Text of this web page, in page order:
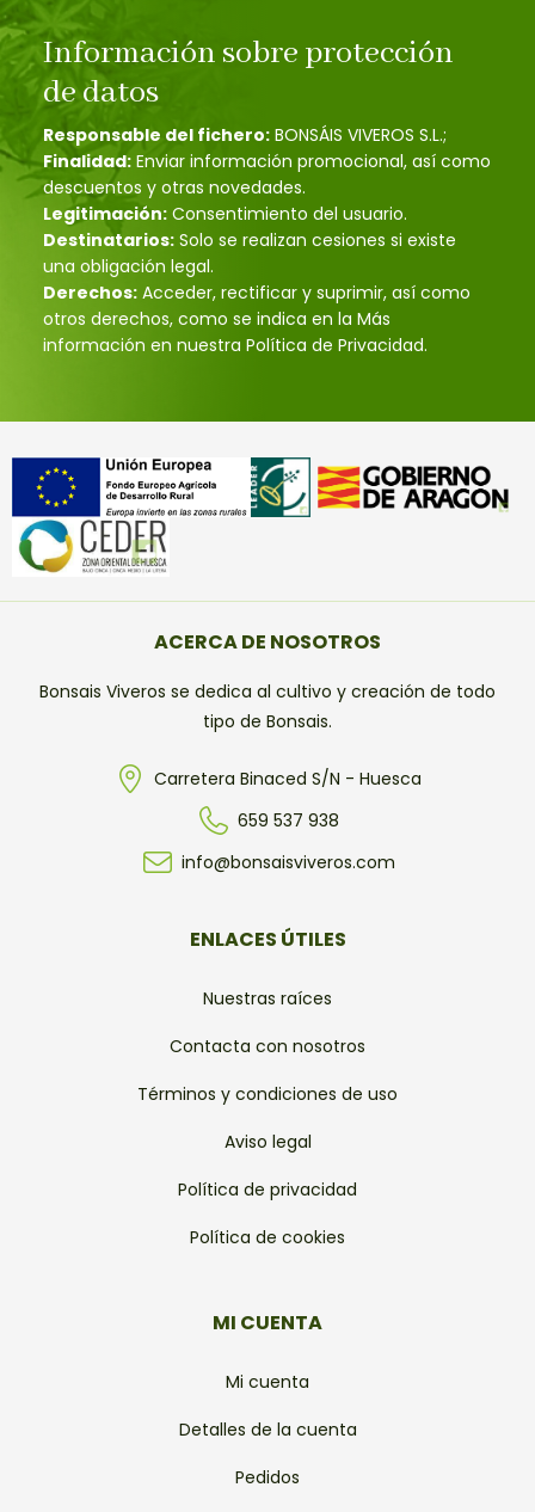
Información sobre protección
de datos
Responsable del fichero: BONSÁIS VIVEROS S.L.;
Finalidad: Enviar información promocional, así como
descuentos y otras novedades.
Legitimación: Consentimiento del usuario.
Destinatarios: Solo se realizan cesiones si existe
una obligación legal.
Derechos: Acceder, rectificar y suprimir, así como
otros derechos, como se indica en la Más
información en nuestra Política de Privacidad.
ACERCA DE NOSOTROS
Bonsais Viveros se dedica al cultivo y creación de todo
tipo de Bonsais.
Carretera Binaced S/N - Huesca
659 537 938
info@bonsaisviveros.com
ENLACES ÚTILES
Nuestras raíces
Contacta con nosotros
Términos y condiciones de uso
Aviso legal
Política de privacidad
Política de cookies
MI CUENTA
Mi cuenta
Detalles de la cuenta
Pedidos